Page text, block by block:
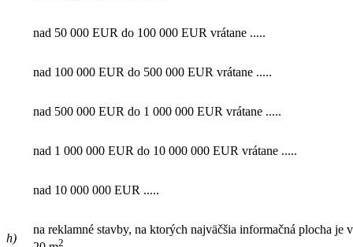
nad 50 000 EUR do 100 000 EUR vrátane .....
nad 100 000 EUR do 500 000 EUR vrátane .....
nad 500 000 EUR do 1 000 000 EUR vrátane .....
nad 1 000 000 EUR do 10 000 000 EUR vrátane .....
nad 10 000 000 EUR .....
h)
na reklamné stavby, na ktorých najväčšia informačná plocha je
2